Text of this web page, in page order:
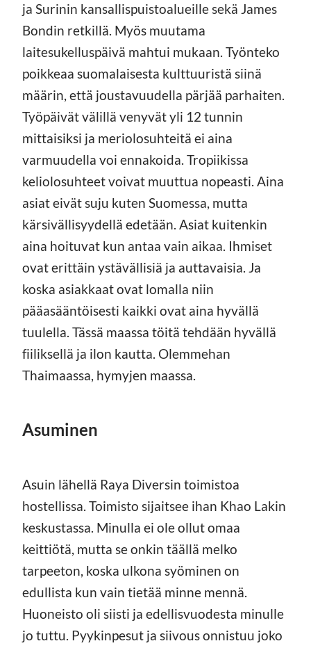
ja Surinin kansallispuistoalueille sekä James
Bondin retkillä. Myös muutama
laitesukelluspäivä mahtui mukaan. Työnteko
poikkeaa suomalaisesta kulttuuristä siinä
määrin, että joustavuudella pärjää parhaiten.
Työpäivät välillä venyvät yli 12 tunnin
mittaisiksi ja meriolosuhteitä ei aina
varmuudella voi ennakoida. Tropiikissa
keliolosuhteet voivat muuttua nopeasti. Aina
asiat eivät suju kuten Suomessa, mutta
kärsivällisyydellä edetään. Asiat kuitenkin
aina hoituvat kun antaa vain aikaa. Ihmiset
ovat erittäin ystävällisiä ja auttavaisia. Ja
koska asiakkaat ovat lomalla niin
pääasääntöisesti kaikki ovat aina hyvällä
tuulella. Tässä maassa töitä tehdään hyvällä
fiiliksellä ja ilon kautta. Olemmehan
Thaimaassa, hymyjen maassa.
Asuminen
Asuin lähellä Raya Diversin toimistoa
hostellissa. Toimisto sijaitsee ihan Khao Lakin
keskustassa. Minulla ei ole ollut omaa
keittiötä, mutta se onkin täällä melko
tarpeeton, koska ulkona syöminen on
edullista kun vain tietää minne mennä.
Huoneisto oli siisti ja edellisvuodesta minulle
jo tuttu. Pyykinpesut ja siivous onnistuu joko